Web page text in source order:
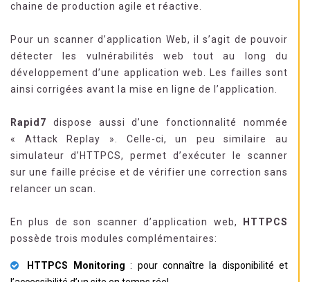
chaine de production agile et réactive.
Pour un scanner d’application Web, il s’agit de pouvoir
détecter les vulnérabilités web tout au long du
développement d’une application web. Les failles sont
ainsi corrigées avant la mise en ligne de l’application.
Rapid7 dispose aussi d’une fonctionnalité nommée
« Attack Replay ». Celle-ci, un peu similaire au
simulateur d’HTTPCS, permet d’exécuter le scanner
sur une faille précise et de vérifier une correction sans
relancer un scan.
En plus de son scanner d’application web,
HTTPCS
possède trois modules complémentaires:
HTTPCS Monitoring : pour connaître la disponibilité et